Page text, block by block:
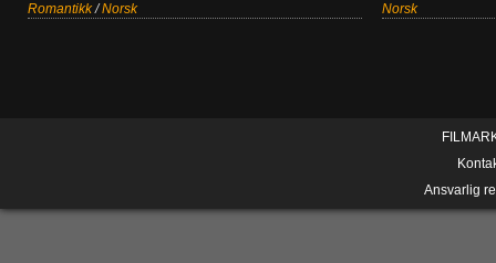
Romantikk/Norsk Norsk
Ansvarlig